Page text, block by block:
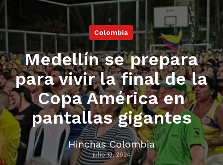
Colombia
Medellín se prepara
para vivir la final de la
Copa América en
pantallas gigantes
Hinchas Colombia
julio 13, 2024